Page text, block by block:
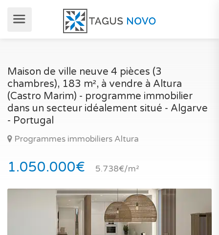
Maison de ville neuve 4 pièces (3
chambres), 183 m², à vendre à Altura
(Castro Marim) - programme immobilier
dans un secteur idéalement situé - Algarve
- Portugal
Programmes immobiliers Altura
1.050.000€ 5.738€/m²